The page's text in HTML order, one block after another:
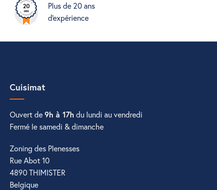
Plus de 20 ans
d'expérience
Cuisimat
Ouvert de9h à 17h du lundi au vendredi
Fermé le samedi & dimanche
Zoning des Plenesses
Rue Abot 10
4890 THIMISTER
Belgique